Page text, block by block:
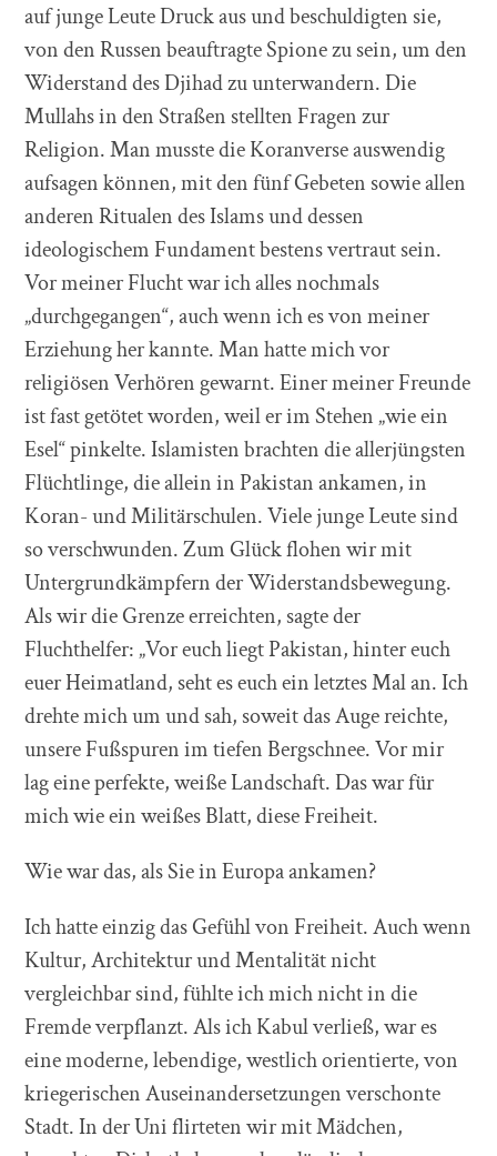
auf junge Leute Druck aus und beschuldigten sie,
von den Russen beauftragte Spione zu sein, um den
Widerstand des Djihad zu unterwandern. Die
Mullahs in den Straßen stellten Fragen zur
Religion. Man musste die Koranverse auswendig
aufsagen können, mit den fünf Gebeten sowie allen
anderen Ritualen des Islams und dessen
ideologischem Fundament bestens vertraut sein.
Vor meiner Flucht war ich alles nochmals
„durchgegangen“, auch wenn ich es von meiner
Erziehung her kannte. Man hatte mich vor
religiösen Verhören gewarnt. Einer meiner Freunde
ist fast getötet worden, weil er im Stehen „wie ein
Esel“ pinkelte. Islamisten brachten die allerjüngsten
Flüchtlinge, die allein in Pakistan ankamen, in
Koran- und Militärschulen. Viele junge Leute sind
so verschwunden. Zum Glück flohen wir mit
Untergrundkämpfern der Widerstandsbewegung.
Als wir die Grenze erreichten, sagte der
Fluchthelfer: „Vor euch liegt Pakistan, hinter euch
euer Heimatland, seht es euch ein letztes Mal an. Ich
drehte mich um und sah, soweit das Auge reichte,
unsere Fußspuren im tiefen Bergschnee. Vor mir
lag eine perfekte, weiße Landschaft. Das war für
mich wie ein weißes Blatt, diese Freiheit.
Wie war das, als Sie in Europa ankamen?
Ich hatte einzig das Gefühl von Freiheit. Auch wenn
Kultur, Architektur und Mentalität nicht
vergleichbar sind, fühlte ich mich nicht in die
Fremde verpflanzt. Als ich Kabul verließ, war es
eine moderne, lebendige, westlich orientierte, von
kriegerischen Auseinandersetzungen verschonte
Stadt. In der Uni flirteten wir mit Mädchen,